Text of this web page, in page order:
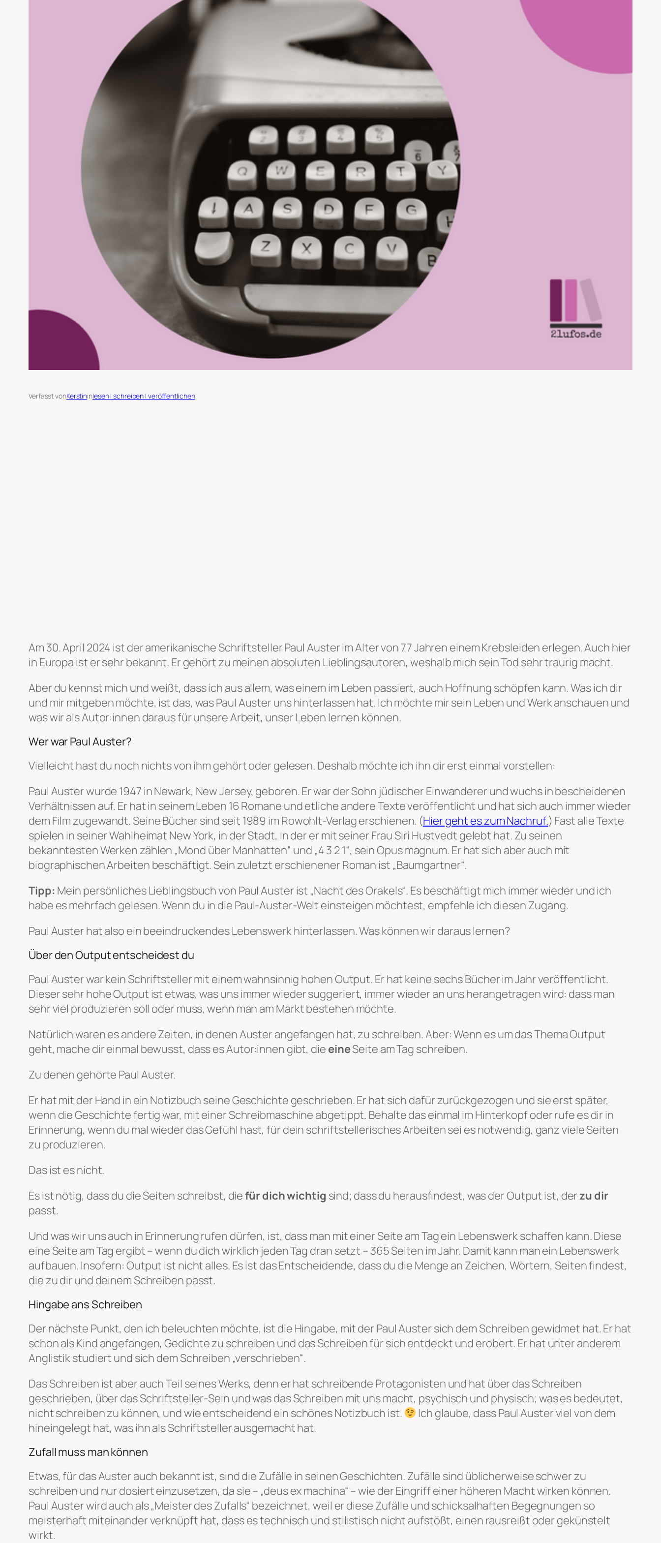
Verfasst vonKerstininlesen | schreiben | veröffentlichen
Am 30. April 2024 ist der amerikanische Schriftsteller Paul Auster im Alter von 77 Jahren einem Krebsleiden erlegen. Auch hier
in Europa ist er sehr bekannt. Er gehört zu meinen absoluten Lieblingsautoren, weshalb mich sein Tod sehr traurig macht.
Aber du kennst mich und weißt, dass ich aus allem, was einem im Leben passiert, auch Hoffnung schöpfen kann. Was ich dir
und mir mitgeben möchte, ist das, was Paul Auster uns hinterlassen hat. Ich möchte mir sein Leben und Werk anschauen und
was wir als Autor:innen daraus für unsere Arbeit, unser Leben lernen können.
Wer war Paul Auster?
Vielleicht hast du noch nichts von ihm gehört oder gelesen. Deshalb möchte ich ihn dir erst einmal vorstellen:
Paul Auster wurde 1947 in Newark, New Jersey, geboren. Er war der Sohn jüdischer Einwanderer und wuchs in bescheidenen
Verhältnissen auf. Er hat in seinem Leben 16 Romane und etliche andere Texte veröffentlicht und hat sich auch immer wieder
dem Film zugewandt. Seine Bücher sind seit 1989 im Rowohlt-Verlag erschienen. (Hier geht es zum Nachruf.) Fast alle Texte
spielen in seiner Wahlheimat New York, in der Stadt, in der er mit seiner Frau Siri Hustvedt gelebt hat. Zu seinen
bekanntesten Werken zählen „Mond über Manhatten“ und „4 3 2 1“, sein Opus magnum. Er hat sich aber auch mit
biographischen Arbeiten beschäftigt. Sein zuletzt erschienener Roman ist „Baumgartner“.
Tipp: Mein persönliches Lieblingsbuch von Paul Auster ist „Nacht des Orakels“. Es beschäftigt mich immer wieder und ich
habe es mehrfach gelesen. Wenn du in die Paul-Auster-Welt einsteigen möchtest, empfehle ich diesen Zugang.
Paul Auster hat also ein beeindruckendes Lebenswerk hinterlassen. Was können wir daraus lernen?
Über den Output entscheidest du
Paul Auster war kein Schriftsteller mit einem wahnsinnig hohen Output. Er hat keine sechs Bücher im Jahr veröffentlicht.
Dieser sehr hohe Output ist etwas, was uns immer wieder suggeriert, immer wieder an uns herangetragen wird: dass man
sehr viel produzieren soll oder muss, wenn man am Markt bestehen möchte.
Natürlich waren es andere Zeiten, in denen Auster angefangen hat, zu schreiben. Aber: Wenn es um das Thema Output
geht, mache dir einmal bewusst, dass es Autor:innen gibt, die eineSeite am Tag schreiben.
Zu denen gehörte Paul Auster.
Er hat mit der Hand in ein Notizbuch seine Geschichte geschrieben. Er hat sich dafür zurückgezogen und sie erst später,
wenn die Geschichte fertig war, mit einer Schreibmaschine abgetippt. Behalte das einmal im Hinterkopf oder rufe es dir in
Erinnerung, wenn du mal wieder das Gefühl hast, für dein schriftstellerisches Arbeiten sei es notwendig, ganz viele Seiten
zu produzieren.
Das ist es nicht.
Es ist nötig, dass du die Seiten schreibst, diefür dich wichtig sind; dass du herausfindest, was der Output ist, derzu dir
passt.
Und was wir uns auch in Erinnerung rufen dürfen, ist, dass man mit einer Seite am Tag ein Lebenswerk schaffen kann. Diese
eine Seite am Tag ergibt – wenn du dich wirklich jeden Tag dran setzt – 365 Seiten im Jahr. Damit kann man ein Lebenswerk
aufbauen. Insofern: Output ist nicht alles. Es ist das Entscheidende, dass du die Menge an Zeichen, Wörtern, Seiten findest,
die zu dir und deinem Schreiben passt.
Hingabe ans Schreiben
Der nächste Punkt, den ich beleuchten möchte, ist die Hingabe, mit der Paul Auster sich dem Schreiben gewidmet hat. Er hat
schon als Kind angefangen, Gedichte zu schreiben und das Schreiben für sich entdeckt und erobert. Er hat unter anderem
Anglistik studiert und sich dem Schreiben „verschrieben“.
Das Schreiben ist aber auch Teil seines Werks, denn er hat schreibende Protagonisten und hat über das Schreiben
geschrieben, über das Schriftsteller-Sein und was das Schreiben mit uns macht, psychisch und physisch; was es bedeutet,
nicht schreiben zu können, und wie entscheidend ein schönes Notizbuch ist.
Ich glaube, dass Paul Auster viel von dem
hineingelegt hat, was ihn als Schriftsteller ausgemacht hat.
Zufall muss man können
Etwas, für das Auster auch bekannt ist, sind die Zufälle in seinen Geschichten. Zufälle sind üblicherweise schwer zu
schreiben und nur dosiert einzusetzen, da sie – „deus ex machina“ – wie der Eingriff einer höheren Macht wirken können.
Paul Auster wird auch als „Meister des Zufalls“ bezeichnet, weil er diese Zufälle und schicksalhaften Begegnungen so
meisterhaft miteinander verknüpft hat, dass es technisch und stilistisch nicht aufstößt, einen rausreißt oder gekünstelt
wirkt.